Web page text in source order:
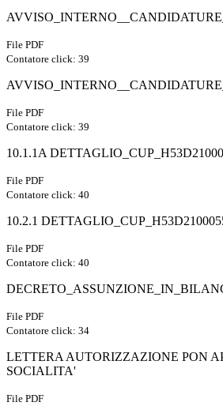
File PDF
Contatore click: 39
File PDF
Contatore click: 39
10.1.1A
File PDF
Contatore click: 40
10.2.1
File PDF
Contatore click: 40
File PDF
Contatore click: 34
LETTERA AUTORIZZAZIONE PON
SOCIALITA'
File PDF